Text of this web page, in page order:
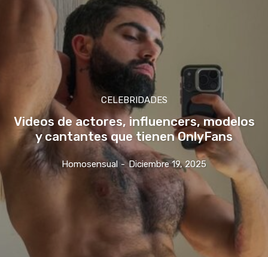
CELEBRIDADES
Videos de actores, influencers, modelos
y cantantes que tienen OnlyFans
Homosensual - Diciembre 19, 2025